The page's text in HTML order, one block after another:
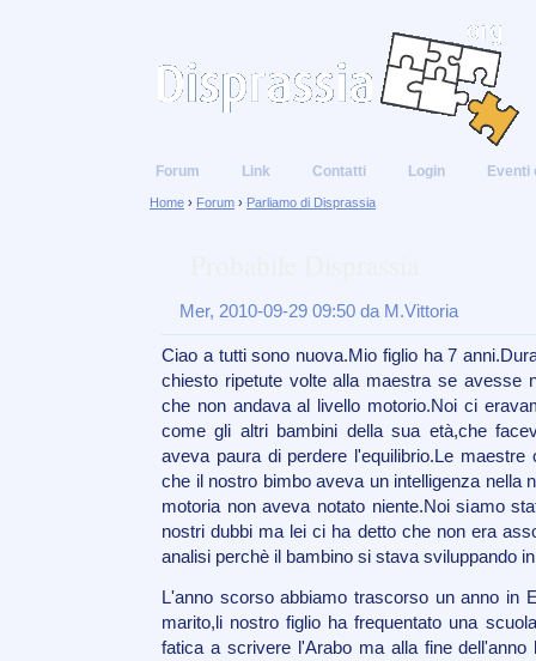
Forum Link Contatti Login Eventi
Home › Forum › Parliamo di Disprassia
Mer, 2010-09-29 09:50 da M.Vittoria
Ciao a tutti sono nuova.Mio figlio ha 7
chiesto ripetute volte alla maestra se avesse
che non andava al livello motorio.Noi ci
come gli altri bambini della sua età,che
aveva paura di perdere l'equilibrio.Le maestre
che il nostro bimbo aveva un intelligenza nella
motoria non aveva notato niente.Noi siamo
nostri dubbi ma lei ci ha detto che non era
analisi perchè il bambino si stava sviluppando
L'anno scorso abbiamo trascorso un anno in
marito,li nostro figlio ha frequentato una
fatica a scrivere l'Arabo ma alla fine